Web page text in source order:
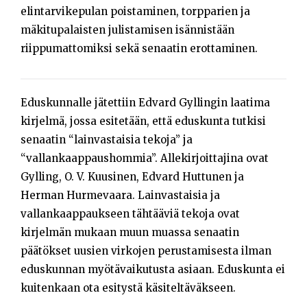
elintarvikepulan poistaminen, torpparien ja
mäkitupalaisten julistamisen isännistään
riippumattomiksi sekä senaatin erottaminen.
Eduskunnalle jätettiin Edvard Gyllingin laatima
kirjelmä, jossa esitetään, että eduskunta tutkisi
senaatin “lainvastaisia tekoja” ja
“vallankaappaushommia”. Allekirjoittajina ovat
Gylling, O. V. Kuusinen, Edvard Huttunen ja
Herman Hurmevaara. Lainvastaisia ja
vallankaappaukseen tähtääviä tekoja ovat
kirjelmän mukaan muun muassa senaatin
päätökset uusien virkojen perustamisesta ilman
eduskunnan myötävaikutusta asiaan. Eduskunta ei
kuitenkaan ota esitystä käsiteltäväkseen.